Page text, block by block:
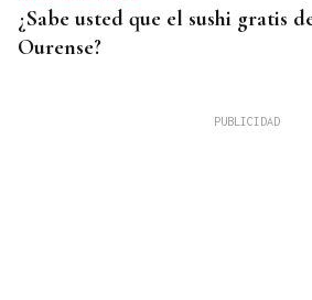
¿Sabe usted que el sushi gratis
Ourense?